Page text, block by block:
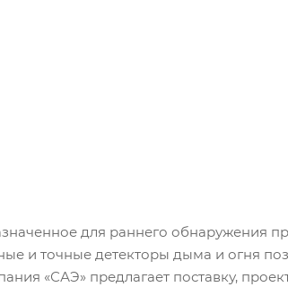
для раннего обнаружения
и точные детекторы дыма и огня
«САЭ» предлагает поставку,